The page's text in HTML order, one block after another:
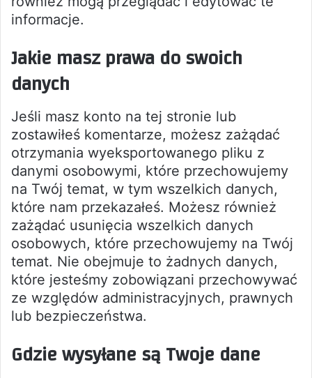
informacje.
Jakie masz prawa do swoich
danych
Jeśli masz konto na tej stronie lub
zostawiłeś komentarze, możesz zażądać
otrzymania wyeksportowanego pliku z
danymi osobowymi, które przechowujemy
na Twój temat, w tym wszelkich danych,
które nam przekazałeś. Możesz również
zażądać usunięcia wszelkich danych
osobowych, które przechowujemy na Twój
temat. Nie obejmuje to żadnych danych,
które jesteśmy zobowiązani przechowywać
ze względów administracyjnych, prawnych
lub bezpieczeństwa.
Gdzie wysyłane są Twoje dane